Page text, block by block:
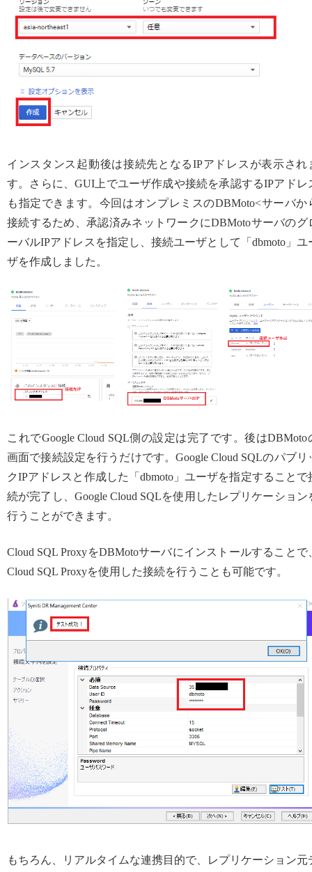
インスタンス起動後は接続先となるIPアドレスが表示され
す。さらに、GUI上でユーザ作成や接続を承認するIPアドレ
も指定できます。今回はオンプレミスのDBMoto<サーバか
接続するため、承認済みネットワークにDBMotoサーバのグ
ーバルIPアドレスを指定し、接続ユーザとして「dbmoto」ユ
ザを作成しました。
これでGoogle Cloud SQL側の設定は完了です。後はDBMoto
画面で接続設定を行うだけです。Google Cloud SQLのパブリ
クIPアドレスと作成した「dbmoto」ユーザを指定することで
続が完了し、Google Cloud SQLを使用したレプリケーション
行うことができます。
Cloud SQL ProxyをDBMotoサーバにインストールすることで
Cloud SQL Proxyを使用した接続を行うことも可能です。
もちろん、リアルタイムな連携目的で、レプリケーション元